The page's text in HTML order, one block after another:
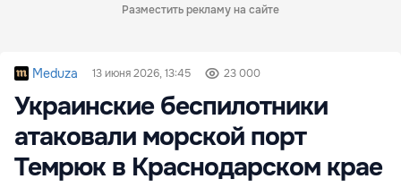
Разместить рекламу на сайте
Meduza 13 июня 2026, 13:45 23 000
Украинские беспилотники
атаковали морской порт
Темрюк в Краснодарском крае